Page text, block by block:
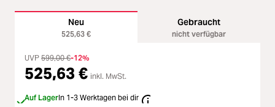
Loading...
Bildbearbeitung
Ferngläser
Loading...
Second Hand
Neu
525,63 €
Gebraucht
nicht verfügbar
UVP 599,00 €-12%
525,63 € inkl. MwSt.
Auf LagerIn 1-3 Werktagen bei dir